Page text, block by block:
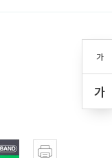
가
가